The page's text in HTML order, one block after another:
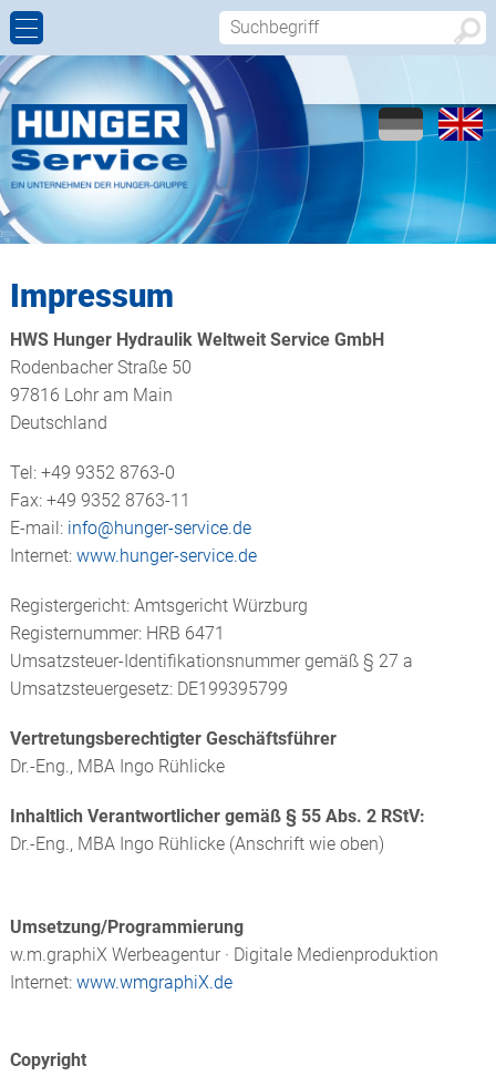
ZYLINDERREPARATUR
INBETRIEBNAHMEN
WARTUNG UND INSPEKTION
TECHNOLOGIEN
MOBILHYDRAULIK
GASDOSIERZYLINDER
ERSATZTEILE
FIRMENPROFIL
WELTWEIT
ANSPRECHPARTNER
REPARATURANFRAGE
CALL-BACK
Impressum
HWS Hunger Hydraulik Weltweit Service GmbH
Rodenbacher Straße 50
97816 Lohr am Main
Deutschland
Tel: +49 9352 8763-0
Fax: +49 9352 8763-11
E-mail: info@hunger-service.de
Internet: www.hunger-service.de
Registergericht: Amtsgericht Würzburg
Registernummer: HRB 6471
Umsatzsteuer-Identifikationsnummer gemäß § 27 a
Umsatzsteuergesetz: DE199395799
Vertretungsberechtigter Geschäftsführer
Dr.-Eng., MBA Ingo Rühlicke
Inhaltlich Verantwortlicher gemäß § 55 Abs. 2 RStV:
Dr.-Eng., MBA Ingo Rühlicke (Anschrift wie oben)
Umsetzung/Programmierung
w.m.graphiX Werbeagentur · Digitale Medienproduktion
Internet: www.wmgraphiX.de
Copyright